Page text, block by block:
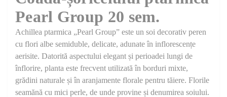
Pearl Group 20 sem.
Achillea ptarmica „Pearl Group” este un soi decorativ peren
cu flori albe semiduble, delicate, adunate în inflorescențe
aerisite. Datorită aspectului elegant și perioadei lungi de
înflorire, planta este frecvent utilizată în borduri mixte,
grădini naturale și în aranjamente florale pentru tăiere. Florile
seamănă cu mici perle, de unde provine și denumirea soiului.